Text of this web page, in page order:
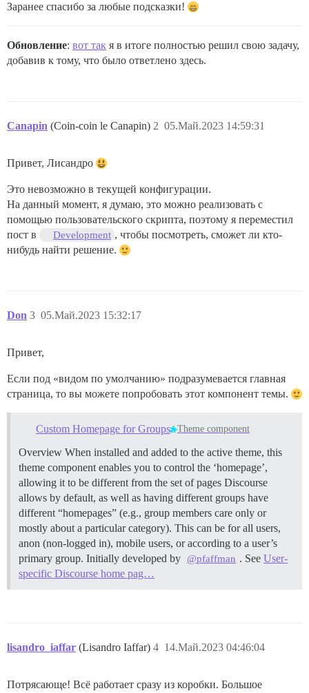
Заранее спасибо за любые подсказки!
Обновление: вот так я в итоге полностью решил свою задачу,
добавив к тому, что было ответлено здесь.
Canapin (Coin-coin le Canapin) 05.Май.2023 14:59:31
2
Привет, Лисандро
Это невозможно в текущей конфигурации.
На данный момент, я думаю, это можно реализовать с
помощью пользовательского скрипта, поэтому я переместил
пост в
Development , чтобы посмотреть, сможет ли кто-
нибудь найти решение.
Don 05.Май.2023 15:32:17
3
Привет,
Если под «видом по умолчанию» подразумевается главная
страница, то вы можете попробовать этот компонент темы.
Custom Homepage for Groups Theme component
Overview When installed and added to the active theme, this
theme component enables you to control the ‘homepage’,
allowing it to be different from the set of pages Discourse
allows by default, as well as having different groups have
different “homepages” (e.g., group members care only or
mostly about a particular category). This can be for all users,
anon (non-logged in), mobile users, or according to a user’s
primary group. Initially developed by @pfaffman . SeeUser-
specific Discourse home pag…
lisandro_iaffar (Lisandro Iaffar) 14.Май.2023 04:46:04
4
Потрясающе! Всё работает сразу из коробки. Большое